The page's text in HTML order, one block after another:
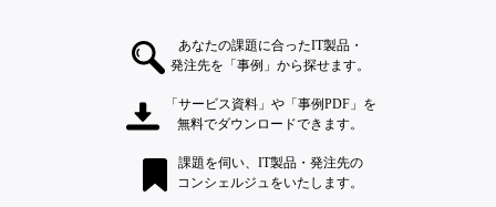
あなたの課題に合ったIT製品・
発注先を「事例」から探せます。
「サービス資料」や「事例PDF」を
無料でダウンロードできます。
課題を伺い、IT製品・発注先の
コンシェルジュをいたします。